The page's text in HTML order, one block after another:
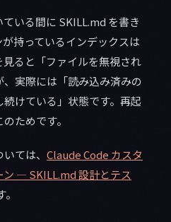
いる間に SKILL.md を書き
持っているインデックスは
ると「ファイルを無視され
実際には「読み込み済みの
けている」状態です。再起
ためです。
ては、 Claude Code カスタ
ン — SKILL.md 設計とテス